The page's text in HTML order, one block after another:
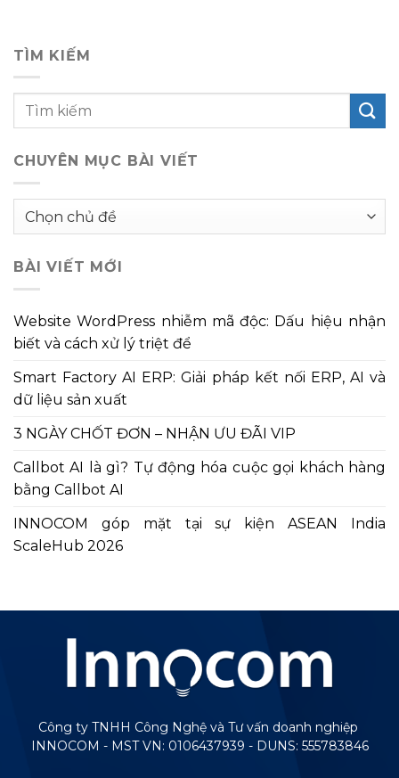
TÌM KIẾM
CHUYÊN MỤC BÀI VIẾT
Chuyên
viết
BÀI VIẾT MỚI
Website WordPress nhiễm mã độc: Dấu hiệu nhận
biết và cách xử lý triệt để
Smart Factory AI ERP: Giải pháp kết nối ERP, AI và
dữ liệu sản xuất
3 NGÀY CHỐT ĐƠN – NHẬN ƯU ĐÃI VIP
Callbot AI là gì? Tự động hóa cuộc gọi khách hàng
bằng Callbot AI
INNOCOM góp mặt tại sự kiện ASEAN India
ScaleHub 2026
Công ty TNHH Công Nghệ và Tư vấn doanh nghiệp
INNOCOM - MST VN: 0106437939 - DUNS: 555783846